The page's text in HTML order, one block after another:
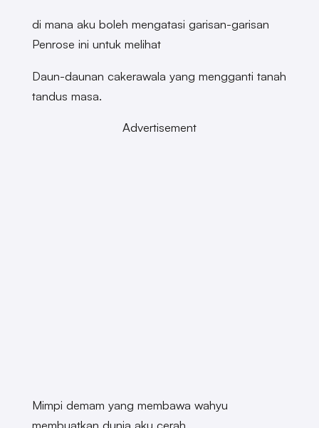
di mana aku boleh mengatasi garisan-garisan
Penrose ini untuk melihat
Daun-daunan cakerawala yang mengganti tanah
tandus masa.
Advertisement
Mimpi demam yang membawa wahyu
membuatkan dunia aku cerah